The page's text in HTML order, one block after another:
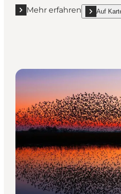
Mehr erfahren
Mehr erfahren "Das Auf
show Das